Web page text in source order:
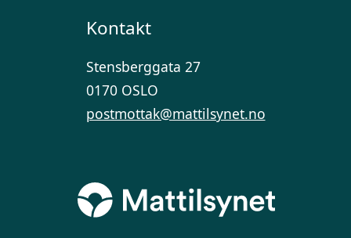
Kontakt
Stensberggata 27
0170 OSLO
postmottak@mattilsynet.no